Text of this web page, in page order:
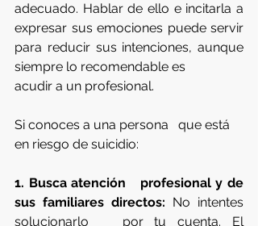
adecuado. Hablar de ello e incitarla a
expresar sus emociones puede servir
para reducir sus intenciones, aunque
siempre lo recomendable es
acudir a un profesional.
Si conoces a una persona   que está
en riesgo de suicidio:
1. Busca atención   profesional y de
sus familiares directos: No intentes
solucionarlo   por tu cuenta. El